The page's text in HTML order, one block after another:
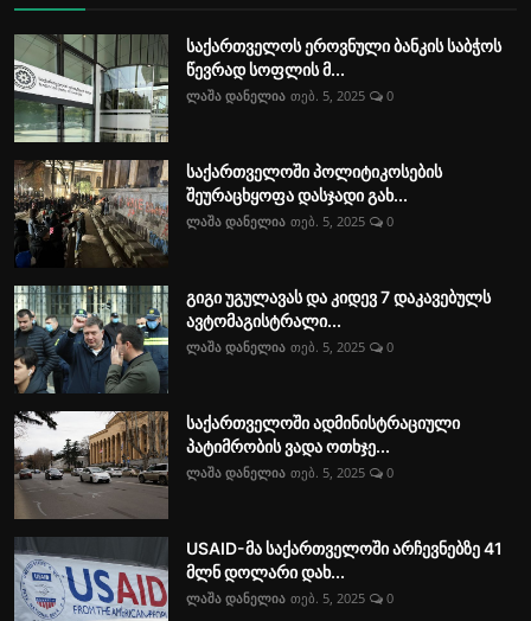
საქართველოს ეროვნული ბანკის საბჭოს
წევრად სოფლის მ...
ლაშა დანელია თებ. 5, 2025 0
საქართველოში პოლიტიკოსების
შეურაცხყოფა დასჯადი გახ...
ლაშა დანელია თებ. 5, 2025 0
გიგი უგულავას და კიდევ 7 დაკავებულს
ავტომაგისტრალი...
ლაშა დანელია თებ. 5, 2025 0
საქართველოში ადმინისტრაციული
პატიმრობის ვადა ოთხჯე...
ლაშა დანელია თებ. 5, 2025 0
USAID-მა საქართველოში არჩევნებზე 41
მლნ დოლარი დახ...
ლაშა დანელია თებ. 5, 2025 0